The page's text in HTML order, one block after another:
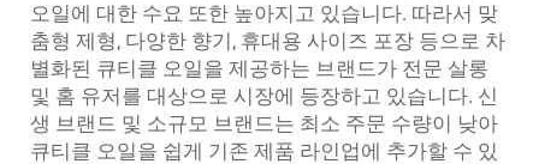
오일에 대한 수요 또한 높아지고 있습니다. 따라서 맞
춤형 제형, 다양한 향기, 휴대용 사이즈 포장 등으로 차
별화된 큐티클 오일을 제공하는 브랜드가 전문 살롱
및 홈 유저를 대상으로 시장에 등장하고 있습니다. 신
생 브랜드 및 소규모 브랜드는 최소 주문 수량이 낮아
큐티클 오일을 쉽게 기존 제품 라인업에 추가할 수 있